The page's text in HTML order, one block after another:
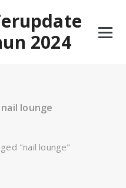
2024
lounge
"nail lounge"